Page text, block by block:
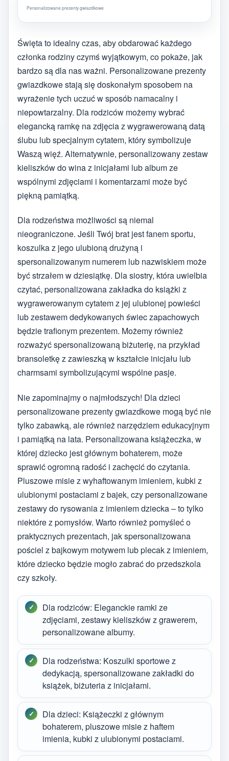
Personalizowane prezenty gwiazdkowe
Święta to idealny czas, aby obdarować każdego
członka rodziny czymś wyjątkowym, co pokaże, jak
bardzo są dla nas ważni. Personalizowane prezenty
gwiazdkowe stają się doskonałym sposobem na
wyrażenie tych uczuć w sposób namacalny i
niepowtarzalny. Dla rodziców możemy wybrać
elegancką ramkę na zdjęcia z wygrawerowaną datą
ślubu lub specjalnym cytatem, który symbolizuje
Waszą więź. Alternatywnie, personalizowany zestaw
kieliszków do wina z inicjałami lub album ze
wspólnymi zdjęciami i komentarzami może być
piękną pamiątką.
Dla rodzeństwa możliwości są niemal
nieograniczone. Jeśli Twój brat jest fanem sportu,
koszulka z jego ulubioną drużyną i
spersonalizowanym numerem lub nazwiskiem może
być strzałem w dziesiątkę. Dla siostry, która uwielbia
czytać, personalizowana zakładka do książki z
wygrawerowanym cytatem z jej ulubionej powieści
lub zestawem dedykowanych świec zapachowych
będzie trafionym prezentem. Możemy również
rozważyć spersonalizowaną biżuterię, na przykład
bransoletkę z zawieszką w kształcie inicjału lub
charmsami symbolizującymi wspólne pasje.
Nie zapominajmy o najmłodszych! Dla dzieci
personalizowane prezenty gwiazdkowe mogą być nie
tylko zabawką, ale również narzędziem edukacyjnym
i pamiątką na lata. Personalizowana książeczka, w
której dziecko jest głównym bohaterem, może
sprawić ogromną radość i zachęcić do czytania.
Pluszowe misie z wyhaftowanym imieniem, kubki z
ulubionymi postaciami z bajek, czy personalizowane
zestawy do rysowania z imieniem dziecka – to tylko
niektóre z pomysłów. Warto również pomyśleć o
praktycznych prezentach, jak spersonalizowana
pościel z bajkowym motywem lub plecak z imieniem,
które dziecko będzie mogło zabrać do przedszkola
czy szkoły.
Dla rodziców: Eleganckie ramki ze
zdjęciami, zestawy kieliszków z grawerem,
personalizowane albumy.
Dla rodzeństwa: Koszulki sportowe z
dedykacją, spersonalizowane zakładki do
książek, biżuteria z inicjałami.
Dla dzieci: Książeczki z głównym
bohaterem, pluszowe misie z haftem
imienia, kubki z ulubionymi postaciami.